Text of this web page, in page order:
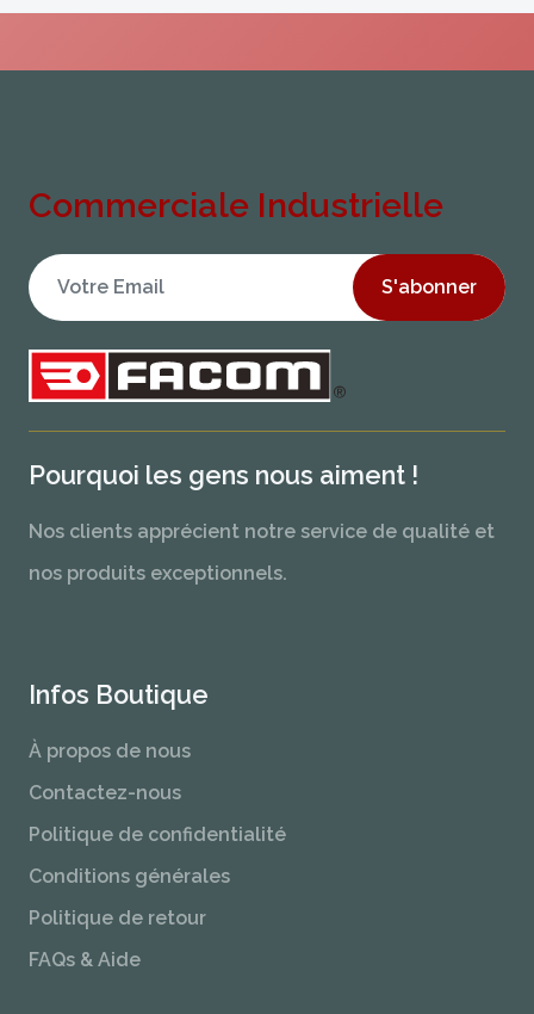
Commerciale Industrielle
S'abonner
Pourquoi les gens nous aiment !
Nos clients apprécient notre service de qualité et
nos produits exceptionnels.
Infos Boutique
À propos de nous
Contactez-nous
Politique de confidentialité
Conditions générales
Politique de retour
FAQs & Aide